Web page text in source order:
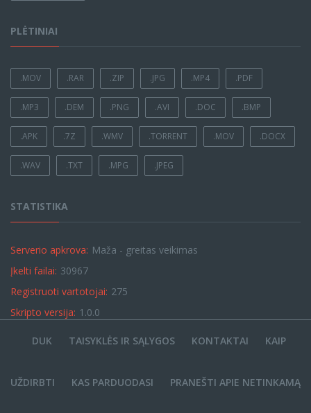
PLĖTINIAI
.MOV .RAR .ZIP .JPG .MP4 .PDF
.MP3 .DEM .PNG .AVI .DOC .BMP
.APK .7Z .WMV .TORRENT .MOV .DOCX
.WAV .TXT .MPG .JPEG
STATISTIKA
Serverio apkrova: Maža - greitas veikimas
Įkelti failai: 30967
Registruoti vartotojai: 275
Skripto versija: 1.0.0
DUK TAISYKLĖS IR SĄLYGOS KONTAKTAI KAIP
UŽDIRBTI KAS PARDUODASI PRANEŠTI APIE NETINKAMĄ